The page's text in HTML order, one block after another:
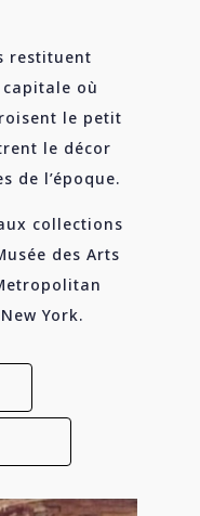
restituent
où
le petit
le décor
de l’époque.
collections
des Arts
York.